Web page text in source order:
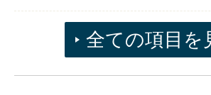
全ての項目を